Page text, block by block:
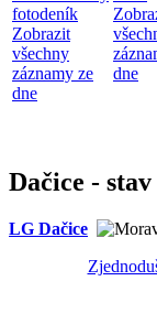
fotodeník
Zobrazit
všechny
záznamy ze
dne
dne
Dačice -
LG Dačice